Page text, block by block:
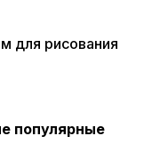
для рисования
популярные